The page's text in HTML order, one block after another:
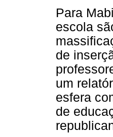
Para
escola
de
um
esfera
de